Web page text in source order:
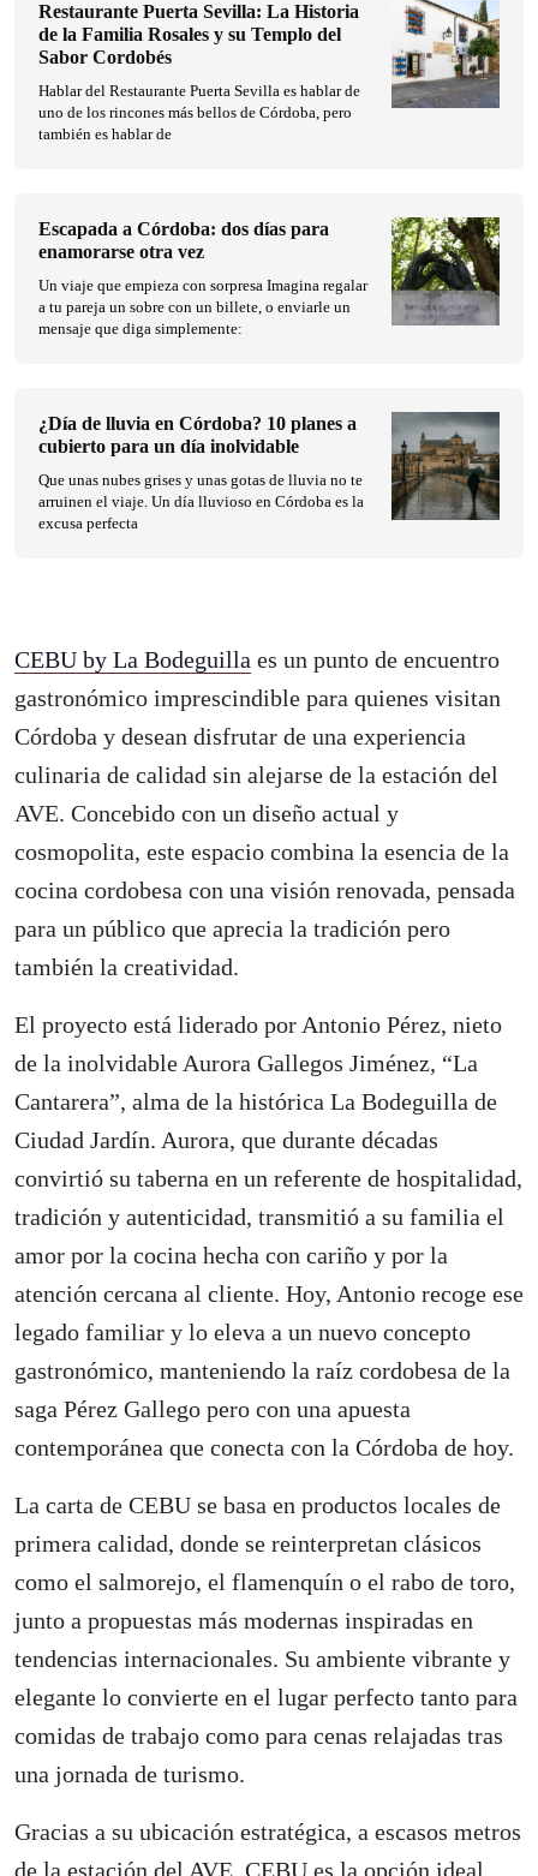
CEBU by La Bodeguilla es un punto de encuentro
gastronómico imprescindible para quienes visitan
Córdoba y desean disfrutar de una experiencia
culinaria de calidad sin alejarse de la estación del
AVE. Concebido con un diseño actual y
cosmopolita, este espacio combina la esencia de la
cocina cordobesa con una visión renovada, pensada
para un público que aprecia la tradición pero
también la creatividad.
El proyecto está liderado por Antonio Pérez, nieto
de la inolvidable Aurora Gallegos Jiménez, “La
Cantarera”, alma de la histórica La Bodeguilla de
Ciudad Jardín. Aurora, que durante décadas
convirtió su taberna en un referente de hospitalidad,
tradición y autenticidad, transmitió a su familia el
amor por la cocina hecha con cariño y por la
atención cercana al cliente. Hoy, Antonio recoge ese
legado familiar y lo eleva a un nuevo concepto
gastronómico, manteniendo la raíz cordobesa de la
saga Pérez Gallego pero con una apuesta
contemporánea que conecta con la Córdoba de hoy.
La carta de CEBU se basa en productos locales de
primera calidad, donde se reinterpretan clásicos
como el salmorejo, el flamenquín o el rabo de toro,
junto a propuestas más modernas inspiradas en
tendencias internacionales. Su ambiente vibrante y
elegante lo convierte en el lugar perfecto tanto para
comidas de trabajo como para cenas relajadas tras
una jornada de turismo.
Gracias a su ubicación estratégica, a escasos metros
de la estación del AVE, CEBU es la opción ideal
Restaurante Puerta Sevilla: La Historia
de la Familia Rosales y su Templo del
Sabor Cordobés
Hablar del Restaurante Puerta Sevilla es hablar de
uno de los rincones más bellos de Córdoba, pero
también es hablar de
Escapada a Córdoba: dos días para
enamorarse otra vez
Un viaje que empieza con sorpresa Imagina regalar
a tu pareja un sobre con un billete, o enviarle un
mensaje que diga simplemente:
¿Día de lluvia en Córdoba? 10 planes a
cubierto para un día inolvidable
Que unas nubes grises y unas gotas de lluvia no te
arruinen el viaje. Un día lluvioso en Córdoba es la
excusa perfecta